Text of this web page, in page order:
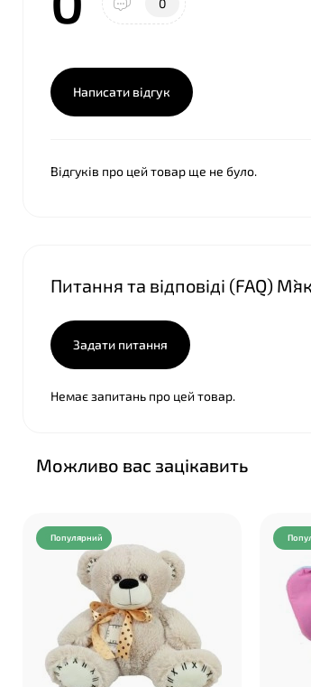
0
Написати відгук
Відгуків про цей товар ще не було.
Питання та відповіді (FAQ)
Задати питання
Немає запитань про цей товар.
Можливо вас зацікавить
Популярний